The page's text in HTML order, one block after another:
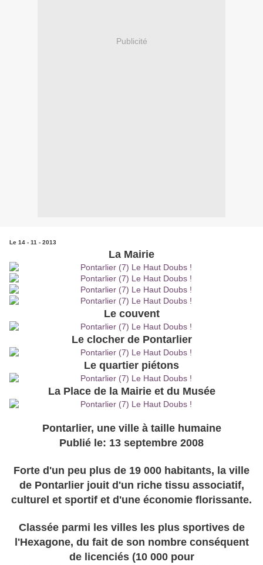
Publicité
Le 14 - 11 - 2013
La Mairie
Le couvent
Le clocher de Pontarlier
Le quartier piétons
La Place de la Mairie et du Musée
Pontarlier, une ville à taille humaine
Publié le: 13 septembre 2008
Forte d'un peu plus de 19 000 habitants, la ville
de Pontarlier jouit d'un riche tissu associatif,
culturel et sportif et d'une économie florissante.
Classée parmi les villes les plus sportives de
l'Hexagone, du fait de son nombre conséquent
de licenciés (10 000 pour